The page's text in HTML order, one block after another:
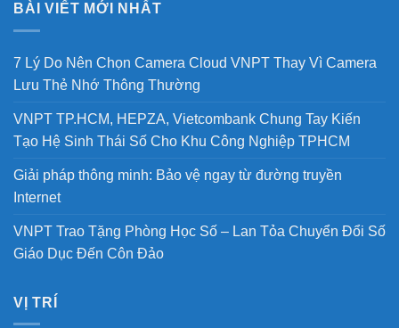
BÀI VIẾT MỚI NHẤT
7 Lý Do Nên Chọn Camera Cloud VNPT Thay Vì Camera
Lưu Thẻ Nhớ Thông Thường
VNPT TP.HCM, HEPZA, Vietcombank Chung Tay Kiến
Tạo Hệ Sinh Thái Số Cho Khu Công Nghiệp TPHCM
Giải pháp thông minh: Bảo vệ ngay từ đường truyền
Internet
VNPT Trao Tặng Phòng Học Số – Lan Tỏa Chuyển Đổi Số
Giáo Dục Đến Côn Đảo
VỊ TRÍ